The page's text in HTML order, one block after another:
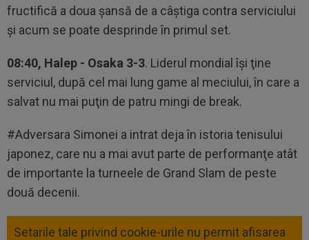
fructifică a doua şansă de a câştiga contra serviciului
şi acum se poate desprinde în primul set.
08:40, Halep - Osaka 3-3. Liderul mondial îşi ţine
serviciul, după cel mai lung game al meciului, în care a
salvat nu mai puţin de patru mingi de break.
#Adversara Simonei a intrat deja în istoria tenisului
japonez, care nu a mai avut parte de performanţe atât
de importante la turneele de Grand Slam de peste
două decenii.
Setarile tale privind cookie-urile nu permit afisarea